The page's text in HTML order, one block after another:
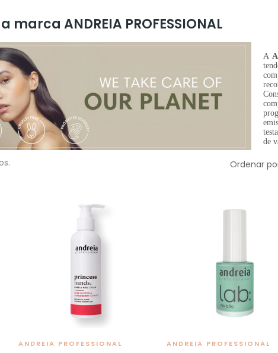
ANDREIA PROFESSIONAL
A
de
Ordenar
ANDREIA PROFESSIONAL ANDREIA PROFESSIONAL